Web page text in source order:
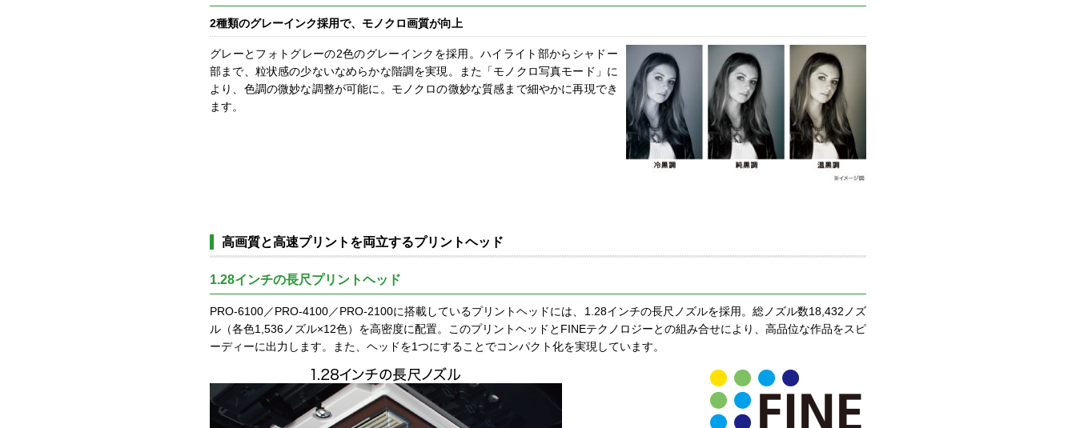
2種類のグレーインク採用で、モノクロ画質が向上
グレーとフォトグレーの2色のグレーインクを採用。ハイライト部からシャドー
部まで、粒状感の少ないなめらかな階調を実現。また「モノクロ写真モード」に
より、色調の微妙な調整が可能に。モノクロの微妙な質感まで細やかに再現でき
ます。
高画質と高速プリントを両立するプリントヘッド
1.28インチの長尺プリントヘッド
PRO-6100／PRO-4100／PRO-2100に搭載しているプリントヘッドには、1.28インチの長尺ノズルを採用。総ノズル数18,432ノズ
ル（各色1,536ノズル×12色）を高密度に配置。このプリントヘッドとFINEテクノロジーとの組み合せにより、高品位な作品をスピ
ーディーに出力します。また、ヘッドを1つにすることでコンパクト化を実現しています。